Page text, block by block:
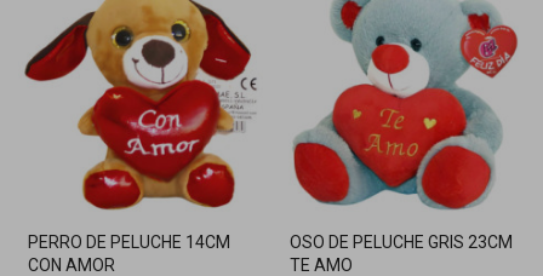
PERRO DE PELUCHE 14CM
CON AMOR
OSO DE PELUCHE GRIS 23CM
TE AMO